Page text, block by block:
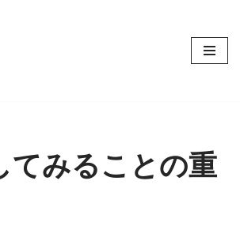
てみることの重